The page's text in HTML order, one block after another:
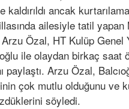
kaldırıldı ancak
ailesiyle tatil yapan
Özal, HT Kulüp Genel
ile olaydan birkaç saat
paylaştı. Arzu Özal,
çok mutlu olduğunu ve
söyledi.